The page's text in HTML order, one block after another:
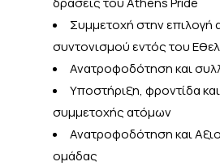
Συμμετοχή στην επιλογή
συντονισμού εντός του
Ανατροφοδότηση και
Υποστήριξη, φροντίδα
συμμετοχής ατόμων
Ανατροφοδότηση και
ομάδας